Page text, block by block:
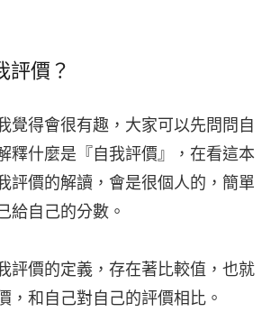
評價？
覺得會很有趣，大家可以先問問自
釋什麼是『自我評價』，在看這本
評價的解讀，會是很個人的，簡單
給自己的分數。
評價的定義，存在著比較值，也就
，和自己對自己的評價相比。